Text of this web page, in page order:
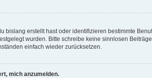
erstellt hast oder identifizieren bestimmte
wurden. Bitte schreibe keine sinnlosen
einfach wieder zurücksetzen.
mich anzumelden.